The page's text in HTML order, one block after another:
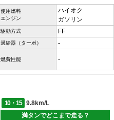
使用燃料
エンジン
ハイオク
ガソリン
駆動方式 FF
過給器（ターボ） -
燃費性能 -
10・15
9.8km/L
満タンでどこまで走る？